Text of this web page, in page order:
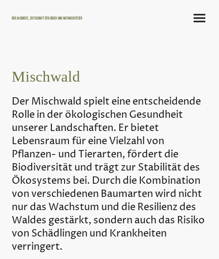
Der Jagdbote, Zeitschrift für Jäger und Naturschützer
Mischwald
Der Mischwald spielt eine entscheidende
Rolle in der ökologischen Gesundheit
unserer Landschaften. Er bietet
Lebensraum für eine Vielzahl von
Pflanzen- und Tierarten, fördert die
Biodiversität und trägt zur Stabilität des
Ökosystems bei. Durch die Kombination
von verschiedenen Baumarten wird nicht
nur das Wachstum und die Resilienz des
Waldes gestärkt, sondern auch das Risiko
von Schädlingen und Krankheiten
verringert.